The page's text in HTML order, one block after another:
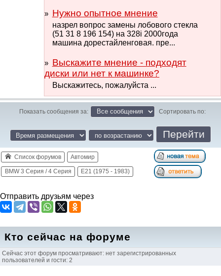
Нужно опытное мнение
назрел вопрос замены лобового стекла
(51 31 8 196 154) на 328i 2000года
машина дорестайленговая. пре...
Выскажите мнение - подходят
диски или нет к машинке?
Выскажитесь, пожалуйста ...
Показать сообщения за: Сортировать по:
Список форумов Автомир
BMW 3 Серия / 4 Серия E21 (1975 - 1983)
Отправить друзьям через
Кто сейчас на форуме
Сейчас этот форум просматривают: нет зарегистрированных
пользователей и гости: 2